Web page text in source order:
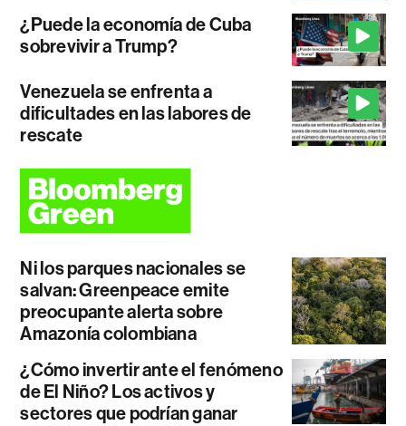
¿Puede la economía de Cuba
sobrevivir a Trump?
Venezuela se enfrenta a
dificultades en las labores de
rescate
Ni los parques nacionales se
salvan: Greenpeace emite
preocupante alerta sobre
Amazonía colombiana
¿Cómo invertir ante el fenómeno
de El Niño? Los activos y
sectores que podrían ganar